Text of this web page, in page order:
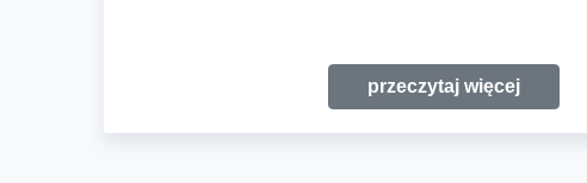
przeczytaj więcej